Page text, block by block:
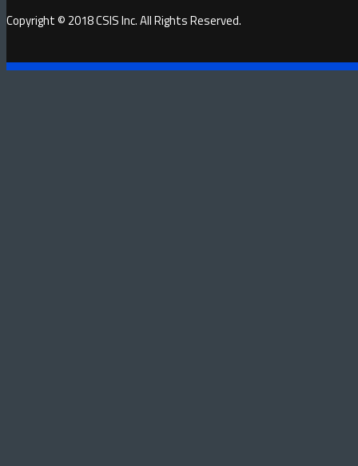
Copyright © 2018 CSIS Inc. All Rights Reserved.